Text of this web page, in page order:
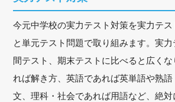
今元中学校の実力テスト対策を実力テ
と単元テスト問題で取り組みます。実
間テスト、期末テストに比べると広く
れば解き方、英語であれば英単語や熟
文、理科・社会であれば用語など、絶